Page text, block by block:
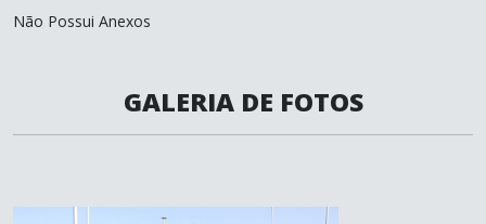
Não Possui Anexos
GALERIA DE FOTOS